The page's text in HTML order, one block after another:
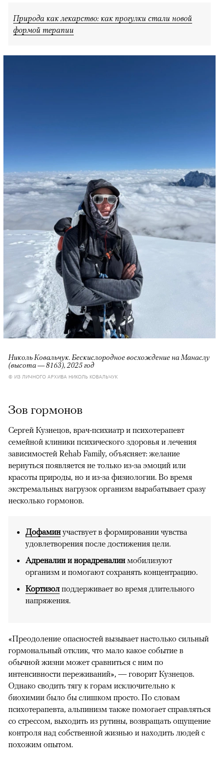
Природа как лекарство: как прогулки стали новой
формой терапии
Николь Ковальчук. Бескислородное восхождение на Манаслу
(высота — 8163), 2025 год
© ИЗ ЛИЧНОГО АРХИВА НИКОЛЬ КОВАЛЬЧУК
Зов гормонов
Сергей Кузнецов, врач-психиатр и психотерапевт
семейной клиники психического здоровья и лечения
зависимостей Rehab Family, объясняет: желание
вернуться появляется не только из-за эмоций или
красоты природы, но и из-за физиологии. Во время
экстремальных нагрузок организм вырабатывает сразу
несколько гормонов.
Дофаминучаствует в формировании чувства
удовлетворения после достижения цели.
Адреналин и норадреналинмобилизуют
организм и помогают сохранять концентрацию.
Кортизол поддерживает во время длительного
напряжения.
«Преодоление опасностей вызывает настолько сильный
гормональный отклик, что мало какое событие в
обычной жизни может сравниться с ним по
интенсивности переживаний», — говорит Кузнецов.
Однако сводить тягу к горам исключительно к
биохимии было бы слишком просто. По словам
психотерапевта, альпинизм также помогает справляться
со стрессом, выходить из рутины, возвращать ощущение
контроля над собственной жизнью и находить людей с
похожим опытом.